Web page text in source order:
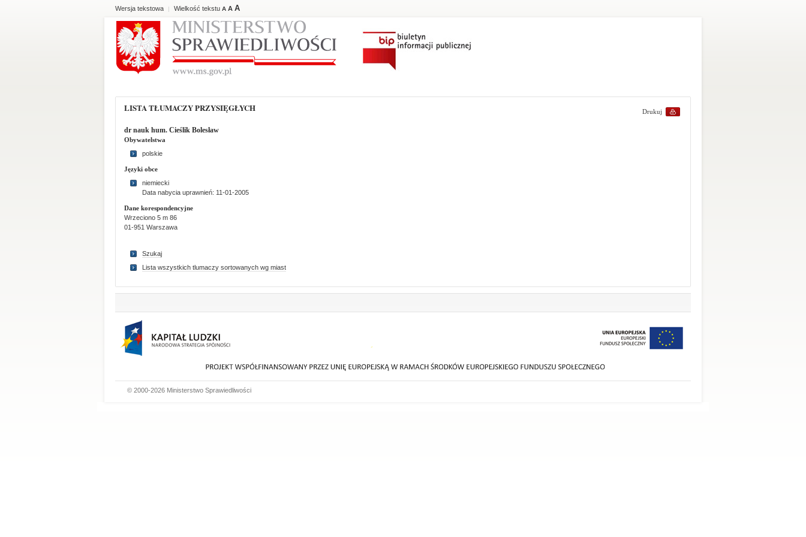
Wersja tekstowa | Wielkość tekstu A A A
Drukuj
LISTA TŁUMACZY PRZYSIĘGŁYCH
dr nauk hum. Cieślik Bolesław
Obywatelstwa
polskie
Języki obce
niemiecki
Data nabycia uprawnień: 11-01-2005
Dane korespondencyjne
Wrzeciono 5 m 86
01-951 Warszawa
Szukaj
Lista wszystkich tlumaczy sortowanych wg miast
© 2000-2026 Ministerstwo Sprawiedliwości